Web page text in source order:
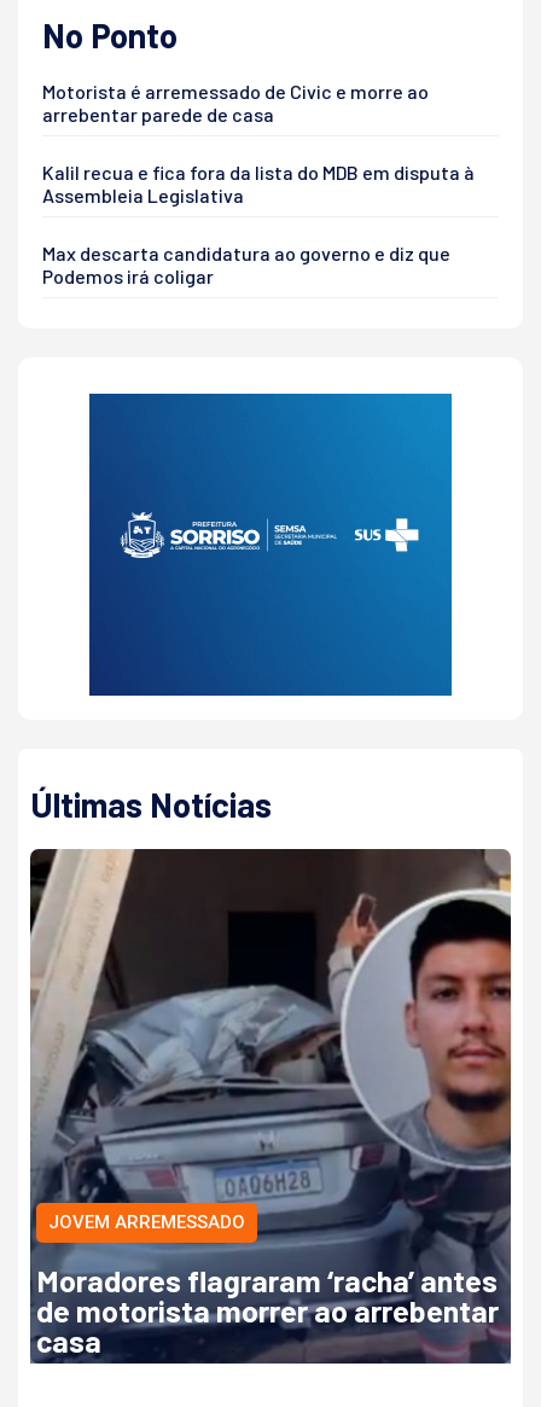
No Ponto
Motorista é arremessado de Civic e morre ao
arrebentar parede de casa
Kalil recua e fica fora da lista do MDB em disputa à
Assembleia Legislativa
Max descarta candidatura ao governo e diz que
Podemos irá coligar
Últimas Notícias
JOVEM ARREMESSADO
Moradores flagraram ‘racha’ antes
de motorista morrer ao arrebentar
casa